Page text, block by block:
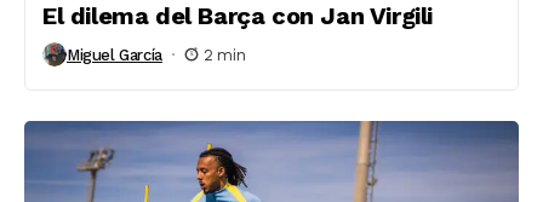
El dilema del Barça con Jan Virgili
Miguel García 2 min